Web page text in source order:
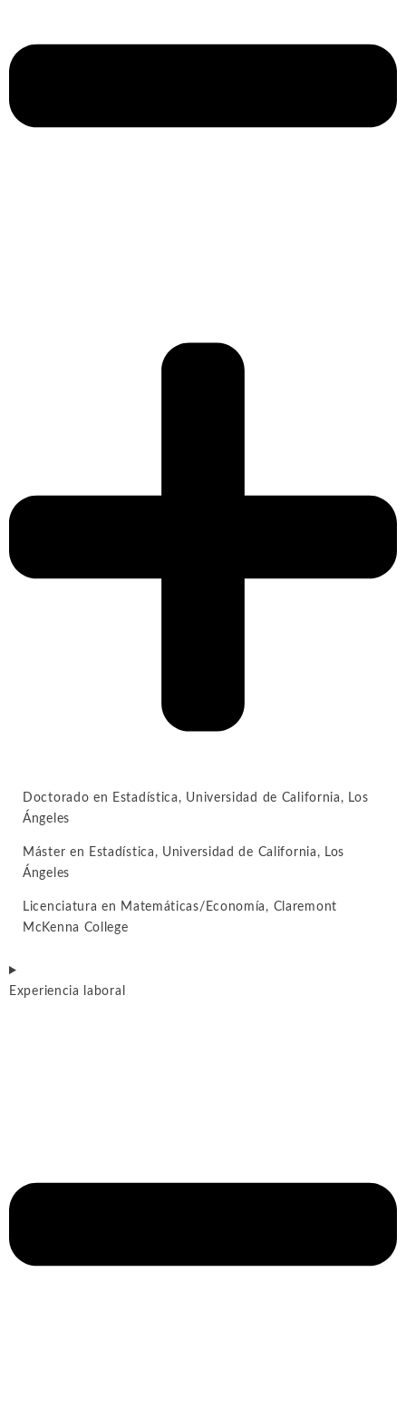
Doctorado en Estadística, Universidad de California, Los
Ángeles
Máster en Estadística, Universidad de California, Los
Ángeles
Licenciatura en Matemáticas/Economía, Claremont
McKenna College
Experiencia laboral